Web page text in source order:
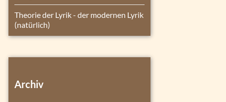
Theorie der Lyrik - der modernen Lyrik
(natürlich)
Archiv